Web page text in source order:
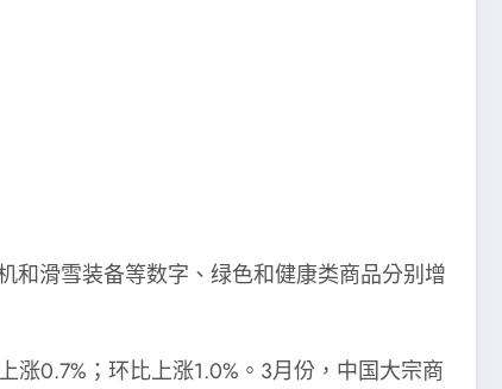
和滑雪装备等数字、绿色和健康类商品分别增
0.7%；环比上涨1.0%。3月份，中国大宗商